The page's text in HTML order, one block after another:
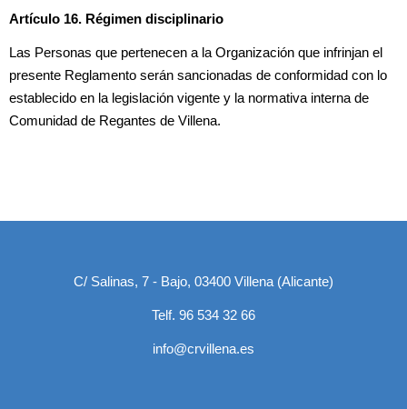
Artículo 16. Régimen disciplinario
Las Personas que pertenecen a la Organización que infrinjan el
presente Reglamento serán sancionadas de conformidad con lo
establecido en la legislación vigente y la normativa interna de
Comunidad de Regantes de Villena.
C/ Salinas, 7 - Bajo, 03400 Villena (Alicante)
Telf. 96 534 32 66
info@crvillena.es